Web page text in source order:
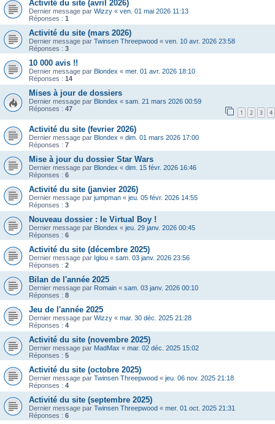
Activité du site (avril 2026)
Dernier message par Wizzy « ven. 01 mai 2026 11:13
Réponses : 1
Activité du site (mars 2026)
Dernier message par Twinsen Threepwood « ven. 10 avr. 2026 23:58
Réponses : 3
10 000 avis !!
Dernier message par Blondex « mer. 01 avr. 2026 18:10
Réponses : 14
Mises à jour de dossiers
Dernier message par Blondex « sam. 21 mars 2026 00:59
Réponses : 47 1 2 3 4
Activité du site (fevrier 2026)
Dernier message par Blondex « dim. 01 mars 2026 17:00
Réponses : 7
Mise à jour du dossier Star Wars
Dernier message par Blondex « dim. 15 févr. 2026 16:46
Réponses : 6
Activité du site (janvier 2026)
Dernier message par jumpman « jeu. 05 févr. 2026 14:55
Réponses : 3
Nouveau dossier : le Virtual Boy !
Dernier message par Blondex « jeu. 29 janv. 2026 00:45
Réponses : 6
Activité du site (décembre 2025)
Dernier message par Iglou « sam. 03 janv. 2026 23:56
Réponses : 2
Bilan de l'année 2025
Dernier message par Romain « sam. 03 janv. 2026 00:10
Réponses : 8
Jeu de l'année 2025
Dernier message par Wizzy « mar. 30 déc. 2025 21:28
Réponses : 4
Activité du site (novembre 2025)
Dernier message par MadMax « mar. 02 déc. 2025 15:02
Réponses : 5
Activité du site (octobre 2025)
Dernier message par Twinsen Threepwood « jeu. 06 nov. 2025 21:18
Réponses : 4
Activité du site (septembre 2025)
Dernier message par Twinsen Threepwood « mer. 01 oct. 2025 21:31
Réponses : 6